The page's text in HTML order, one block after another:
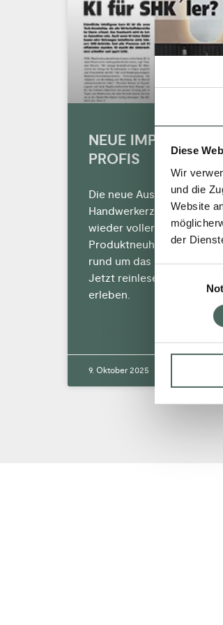
Diese
Wir
und die
Website
der
NEUE IMPULSE FÜR
PROFIS
Die neue Ausgabe der
Handwerkerzeitung ist da
wieder voller aktueller
Produktneuheiten und
rund um das moderne
Jetzt reinlesen und frische
erleben.
9. Oktober 2025